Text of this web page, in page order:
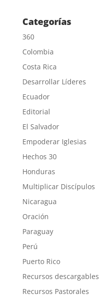
Categorías
360
Colombia
Costa Rica
Desarrollar Líderes
Ecuador
Editorial
El Salvador
Empoderar Iglesias
Hechos 30
Honduras
Multiplicar Discípulos
Nicaragua
Oración
Paraguay
Perú
Puerto Rico
Recursos descargables
Recursos Pastorales